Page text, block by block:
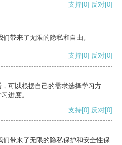
支持[0] 反对[0]
带来了无限的隐私和自由。
支持[0] 反对[0]
可以根据自己的需求选择学习方
进度。
支持[0] 反对[0]
带来了无限的隐私保护和安全性保